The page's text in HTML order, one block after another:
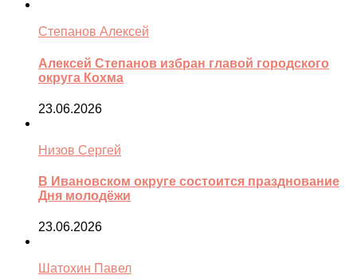
Степанов Алексей
Алексей Степанов избран главой городского
округа Кохма
23.06.2026
Низов Сергей
В Ивановском округе состоится празднование
Дня молодёжи
23.06.2026
Шатохин Павел